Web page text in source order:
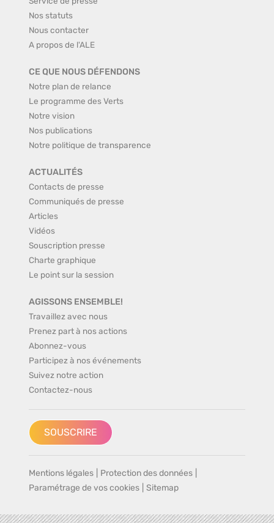
Nos statuts
Nous contacter
A propos de l'ALE
CE QUE NOUS DÉFENDONS
Notre plan de relance
Le programme des Verts
Notre vision
Nos publications
Notre politique de transparence
ACTUALITÉS
Contacts de presse
Communiqués de presse
Articles
Vidéos
Souscription presse
Charte graphique
Le point sur la session
AGISSONS ENSEMBLE!
Travaillez avec nous
Prenez part à nos actions
Abonnez-vous
Participez à nos événements
Suivez notre action
Contactez-nous
SOUSCRIRE
Mentions légales Protection des données
Paramétrage de vos cookies
Sitemap